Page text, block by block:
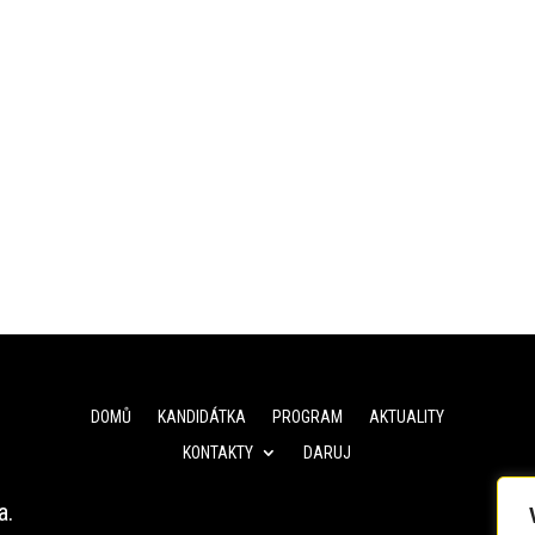
DOMŮ KANDIDÁTKA PROGRAM
AKTUALITY
KONTAKTY
DARUJ